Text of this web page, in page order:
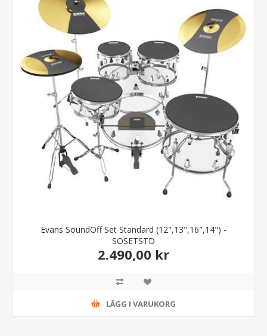
Evans SoundOff Set Standard (12",13",16",14") -
SOSETSTD
2.490,00 kr
LÄGG I VARUKORG